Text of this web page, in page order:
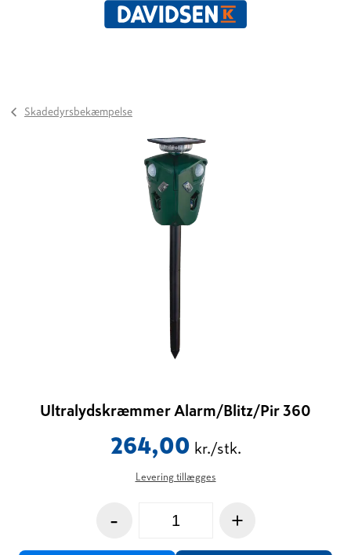
Skadedyrsbekæmpelse
Ultralydskræmmer Alarm/Blitz/Pir 360
264,00 kr./stk.
Levering tillægges
- +